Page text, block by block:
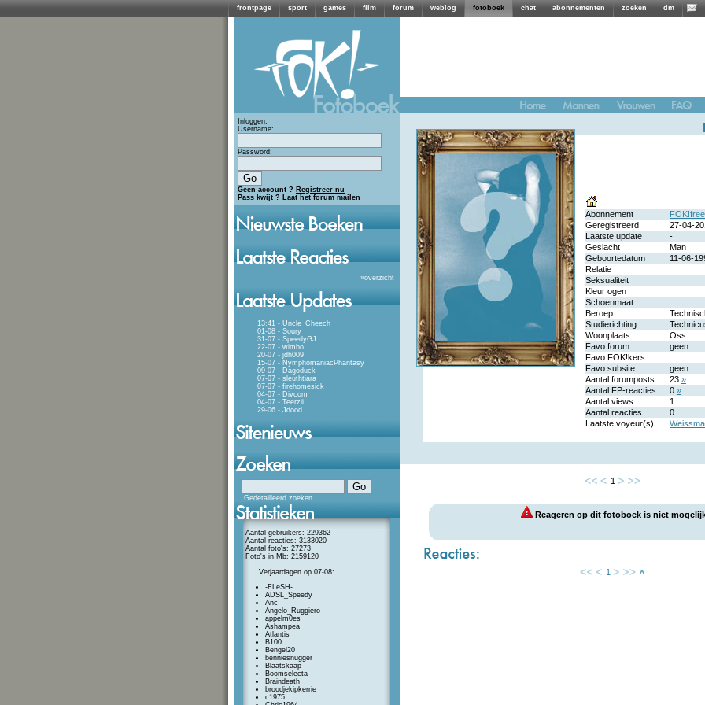
frontpage sport games film forum weblog fotoboek chat abonnementen zoeken dm
Inloggen:
Username:
Password:
Geen account ? Registreer nu
Pass kwijt ? Laat het forum mailen
»overzicht
13:41 - Uncle_Cheech
01-08 - Soury
31-07 - SpeedyGJ
22-07 - wimbo
20-07 - jdh009
15-07 - NymphomaniacPhantasy
09-07 - Dagoduck
07-07 - sleuthtiara
07-07 - firehomesick
04-07 - Divcom
04-07 - Teerzii
29-06 - Jdood
Gedetailleerd zoeken
Aantal gebruikers: 229362
Aantal reacties: 3133020
Aantal foto's: 27273
Foto's in Mb: 2159120
Verjaardagen op 07-08:
-FLeSH-
ADSL_Speedy
Anc
Angelo_Ruggiero
appelm0es
Ashampea
Atlantis
B100
Bengel20
benniesnugger
Blaatskaap
Boomselecta
Braindeath
broodjekipkerrie
c1975
Abonnement
Geregistreerd
27-04-
Laatste update
-
Geslacht
Man
Geboortedatum
11-06-
Relatie
Seksualiteit
Kleur ogen
Schoenmaat
Beroep
Studierichting
Woonplaats
Oss
Favo forum
geen
Favo FOK!kers
Favo subsite
geen
Aantal forumposts
23 »
Aantal FP-reacties
0 »
Aantal views
1
Aantal reacties
0
Laatste voyeur(s)
1
Reageren op dit fotoboek is niet
1